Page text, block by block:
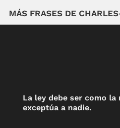
MÁS FRASES DE
La ley debe ser como la
exceptúa a nadie.